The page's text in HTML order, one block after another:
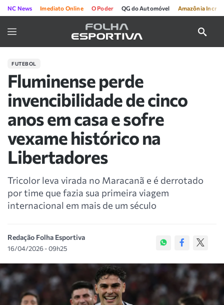
NC News Imediato Online O Poder QG do Automóvel Amazônia
FUTEBOL
Fluminense perde
invencibilidade de cinco
anos em casa e sofre
vexame histórico na
Libertadores
Tricolor leva virada no Maracanã e é derrotado
por time que fazia sua primeira viagem
internacional em mais de um século
Redação Folha Esportiva
16/04/2026 - 09h25